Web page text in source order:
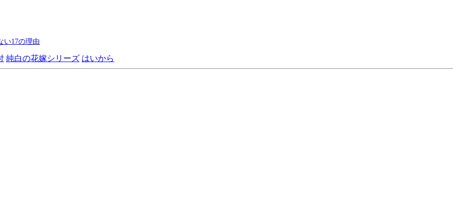
い17の理由
純白の花嫁シリーズ はいから